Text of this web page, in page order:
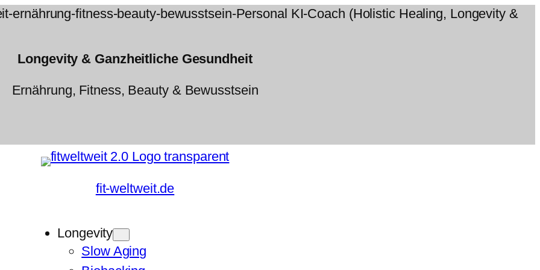
Longevity & Ganzheitliche Gesundheit
Ernährung, Fitness, Beauty & Bewusstsein
fit-weltweit.de
Longevity
Slow Aging